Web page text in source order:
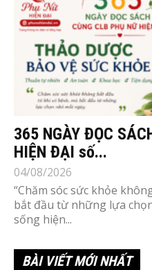
365 NGÀY ĐỌC
HIỆN ĐẠI số...
04/08/2026
“Chăm sóc sức khỏe
bắt đầu từ những lựa
sống hiện...
BÀI VIẾT MỚI NHẤT